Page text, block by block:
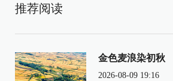
推荐阅读
金色麦浪染初秋
2026-08-09 19:16